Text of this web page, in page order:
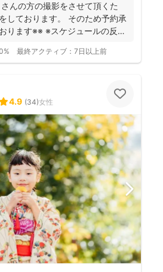
んの方の撮影をさせて頂くた
しております。 そのため予約承
ります※※ ※スケジュールの反映
最終アクティブ： 7日以上前
4.9 (34)女性